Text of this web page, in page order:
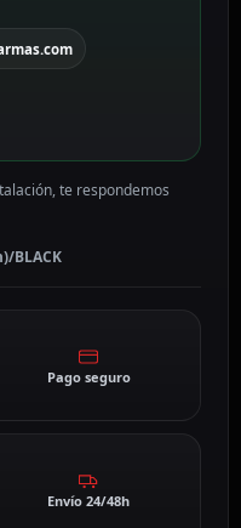
te respondemos
BLACK
Pago seguro
Envío 24/48h